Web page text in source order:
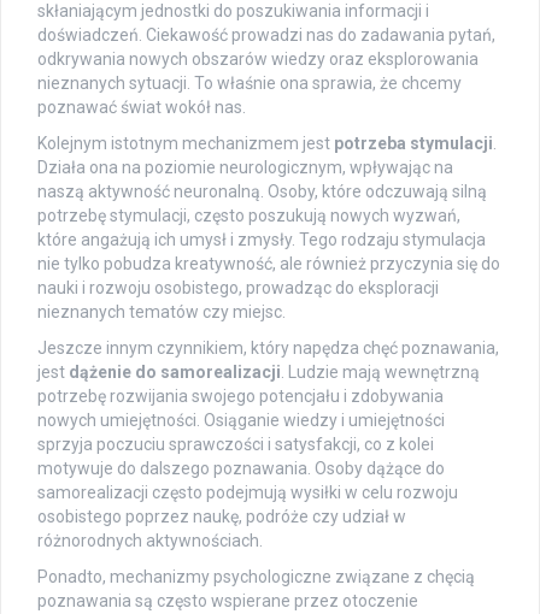
skłaniającym jednostki do poszukiwania informacji i
doświadczeń. Ciekawość prowadzi nas do zadawania pytań,
odkrywania nowych obszarów wiedzy oraz eksplorowania
nieznanych sytuacji. To właśnie ona sprawia, że chcemy
poznawać świat wokół nas.
Kolejnym istotnym mechanizmem jest potrzeba stymulacji.
Działa ona na poziomie neurologicznym, wpływając na
naszą aktywność neuronalną. Osoby, które odczuwają silną
potrzebę stymulacji, często poszukują nowych wyzwań,
które angażują ich umysł i zmysły. Tego rodzaju stymulacja
nie tylko pobudza kreatywność, ale również przyczynia się do
nauki i rozwoju osobistego, prowadząc do eksploracji
nieznanych tematów czy miejsc.
Jeszcze innym czynnikiem, który napędza chęć poznawania,
jest dążenie do samorealizacji. Ludzie mają wewnętrzną
potrzebę rozwijania swojego potencjału i zdobywania
nowych umiejętności. Osiąganie wiedzy i umiejętności
sprzyja poczuciu sprawczości i satysfakcji, co z kolei
motywuje do dalszego poznawania. Osoby dążące do
samorealizacji często podejmują wysiłki w celu rozwoju
osobistego poprzez naukę, podróże czy udział w
różnorodnych aktywnościach.
Ponadto, mechanizmy psychologiczne związane z chęcią
poznawania są często wspierane przez otoczenie